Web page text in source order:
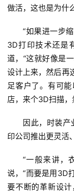
做活，这也是为什
“如果进一步
3D打印技术还是
道，“这就好像是
设计上来，然后再
足客户了。有可
店，来个3D扫描，
因此，时装
印公司推出更灵活
“一般来讲，
说，“而要是用3D
要不断的革新设